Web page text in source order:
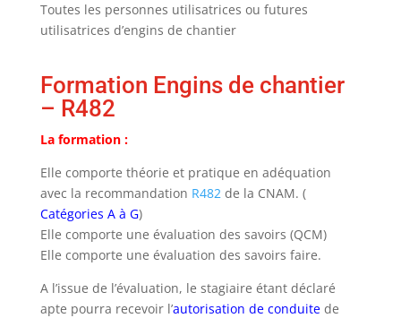
Toutes les personnes utilisatrices ou futures
utilisatrices d’engins de chantier
Formation Engins de chantier
– R482
La formation :
Elle comporte théorie et pratique en adéquation
avec la recommandation R482de la CNAM. (
Catégories A à G)
Elle comporte une évaluation des savoirs (QCM)
Elle comporte une évaluation des savoirs faire.
A l’issue de l’évaluation, le stagiaire étant déclaré
apte pourra recevoir l’autorisation de conduitede